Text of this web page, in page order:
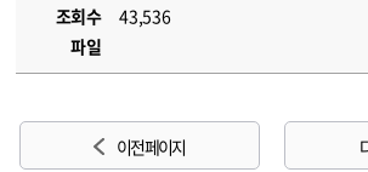
조회수
43,536
파일
이전 페이지